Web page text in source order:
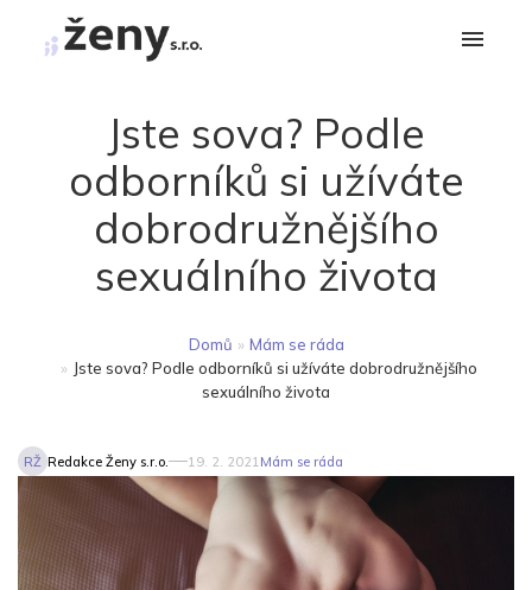
Jste sova? Podle
odborníků si užíváte
dobrodružnějšího
sexuálního života
Domů » Mám se ráda
» Jste sova? Podle odborníků si užíváte dobrodružnějšího
sexuálního života
RŽ Redakce Ženy s.r.o. 19. 2. 2021 Mám se ráda